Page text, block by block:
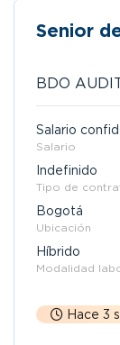
Senior
BDO
Salario
Salario
Indefinido
Tipo de
Bogotá
Ubicación
Híbrido
Modalidad
Hace 3